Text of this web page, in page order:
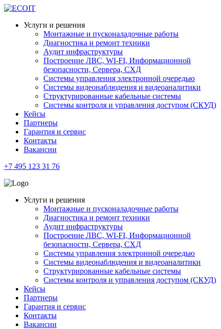
Услуги и решения
Монтажные и пусконаладочные работы
Диагностика и ремонт техники
Аудит инфраструктуры
Построение ЛВС, WI-FI, Информационной
безопасности, Сервера, СХД
Системы управления электронной очередью
Системы видеонаблюдения и видеоаналитики
Структурированные кабельные системы
Системы контроля и управления доступом (СКУД)
Кейсы
Партнеры
Гарантия и сервис
Контакты
Вакансии
+7 495 123 31 76
Услуги и решения
Монтажные и пусконаладочные работы
Диагностика и ремонт техники
Аудит инфраструктуры
Построение ЛВС, WI-FI, Информационной
безопасности, Сервера, СХД
Системы управления электронной очередью
Системы видеонаблюдения и видеоаналитики
Структурированные кабельные системы
Системы контроля и управления доступом (СКУД)
Кейсы
Партнеры
Гарантия и сервис
Контакты
Вакансии